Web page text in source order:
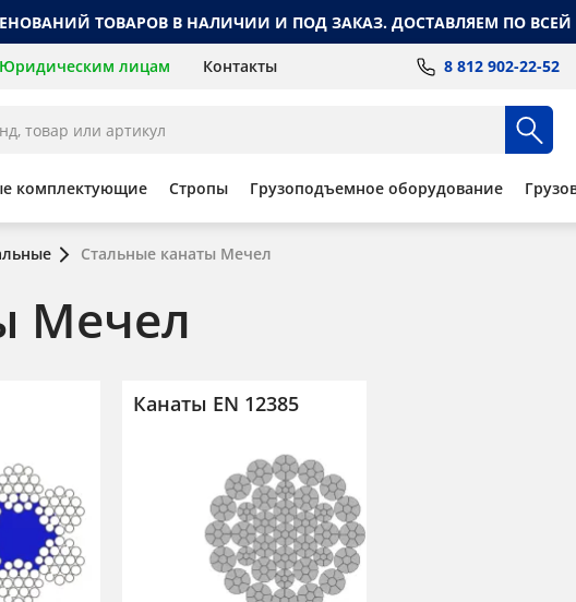
ТОВАРОВ В НАЛИЧИИ И ПОД ЗАКАЗ. ДОСТАВЛЯЕМ ПО
Юридическим лицам Контакты 8 812 902-22-52
комплектующие Стропы Грузоподъемное оборудование
Стальные канаты Мечел
Мечел
Канаты EN 12385